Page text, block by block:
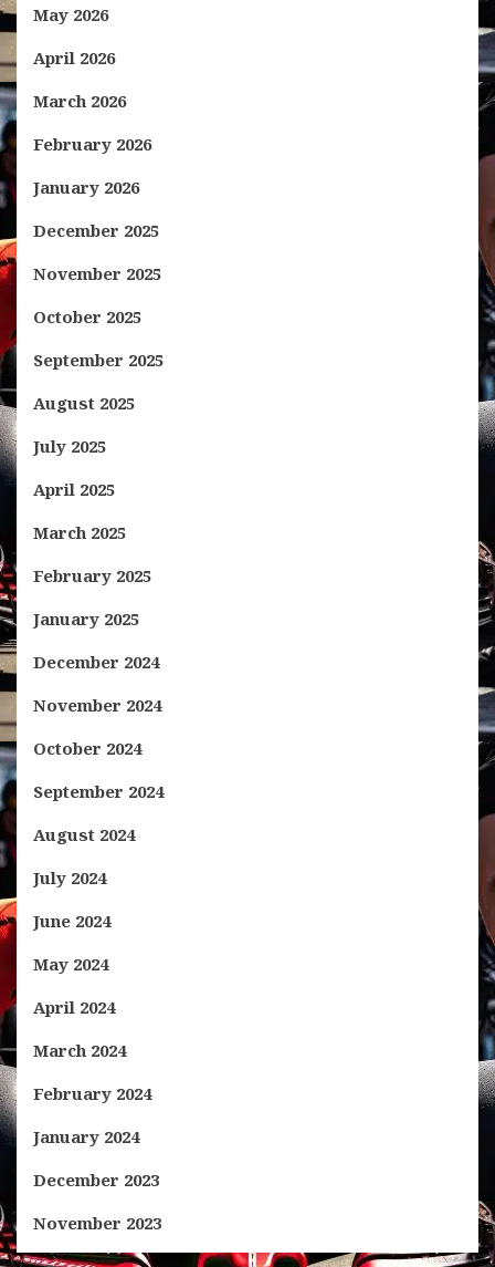
May 2026
April 2026
March 2026
February 2026
January 2026
December 2025
November 2025
October 2025
September 2025
August 2025
July 2025
April 2025
March 2025
February 2025
January 2025
December 2024
November 2024
October 2024
September 2024
August 2024
July 2024
June 2024
May 2024
April 2024
March 2024
February 2024
January 2024
December 2023
November 2023